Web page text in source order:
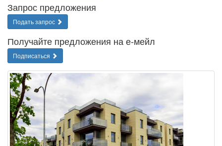
Запрос предложения
Подать запрос
Получайте предложения на е-мейл
Подписаться